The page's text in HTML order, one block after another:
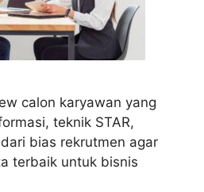
calon karyawan yang
teknik STAR,
bias rekrutmen agar
terbaik untuk bisnis